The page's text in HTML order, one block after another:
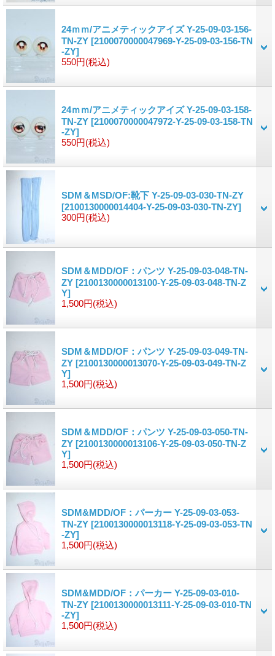
24ｍｍ/アニメティックアイズ Y-25-09-03-156-
TN-ZY [2100070000047969-Y-25-09-03-156-TN
-ZY]
550円(税込)
24ｍｍ/アニメティックアイズ Y-25-09-03-158-
TN-ZY [2100070000047972-Y-25-09-03-158-TN
-ZY]
550円(税込)
SDM＆MSD/OF:靴下 Y-25-09-03-030-TN-ZY
[2100130000014404-Y-25-09-03-030-TN-ZY]
300円(税込)
SDM＆MDD/OF：パンツ Y-25-09-03-048-TN-
ZY [2100130000013100-Y-25-09-03-048-TN-Z
Y]
1,500円(税込)
SDM＆MDD/OF：パンツ Y-25-09-03-049-TN-
ZY [2100130000013070-Y-25-09-03-049-TN-Z
Y]
1,500円(税込)
SDM＆MDD/OF：パンツ Y-25-09-03-050-TN-
ZY [2100130000013106-Y-25-09-03-050-TN-Z
Y]
1,500円(税込)
SDM&MDD/OF：パーカー Y-25-09-03-053-
TN-ZY [2100130000013118-Y-25-09-03-053-TN
-ZY]
1,500円(税込)
SDM&MDD/OF：パーカー Y-25-09-03-010-
TN-ZY [2100130000013111-Y-25-09-03-010-TN
-ZY]
1,500円(税込)